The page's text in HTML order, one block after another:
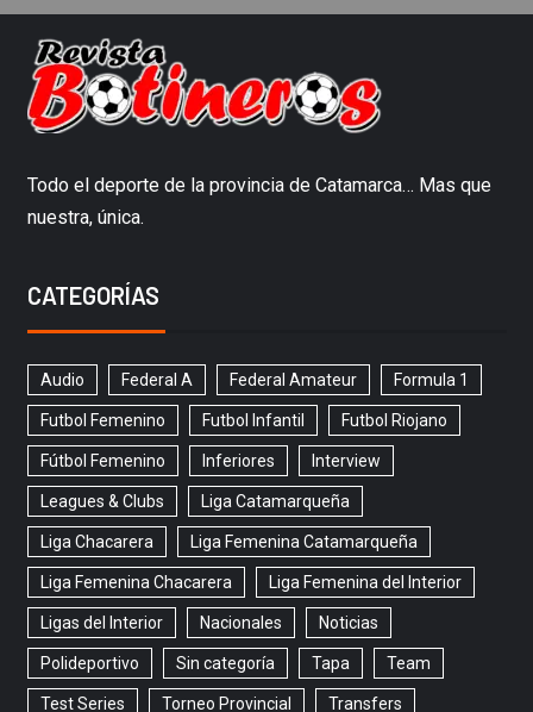
Todo el deporte de la provincia de Catamarca… Mas que
nuestra, única.
CATEGORÍAS
Audio Federal A Federal Amateur Formula 1
Futbol Femenino Futbol Infantil Futbol Riojano
Fútbol Femenino Inferiores Interview
Leagues & Clubs Liga Catamarqueña
Liga Chacarera Liga Femenina Catamarqueña
Liga Femenina Chacarera Liga Femenina del Interior
Ligas del Interior Nacionales Noticias
Polideportivo Sin categoría Tapa Team
Test Series Torneo Provincial Transfers